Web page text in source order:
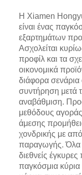
Η Xiamen
είναι ένας
εξαρτημάτων
Ασχολείται
προφίλ και τα
οικονομικά
διάφορα
συντήρηση μετά
αναβάθμιση.
μεθόδους
άμεσης
χονδρικής με
παραγωγής. Όλα
διεθνείς
παγκόσμια κύρια